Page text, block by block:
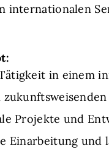
internationalen
in einem
Projekte und
Einarbeitung und